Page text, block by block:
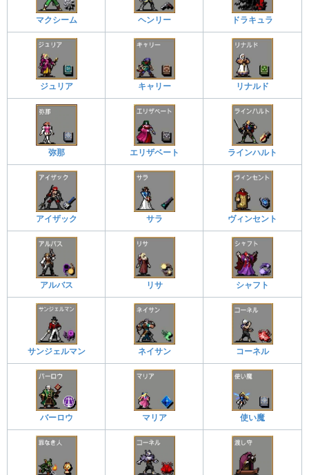
マクシーム ヘンリー ドラキュラ
ジュリア キャリー リナルド
弥那 エリザベート ラインハルト
アイザック サラ ヴィンセント
アルバス リサ シャフト
サンジェルマン ネイサン コーネル
バーロウ マリア 使い魔